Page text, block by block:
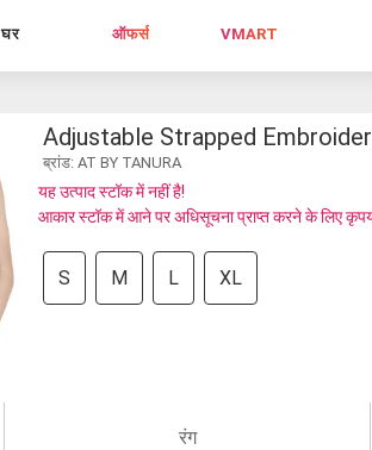
घर ऑफर्स VMART
Adjustable Strapped
ब्रांड: AT BY TANURA
यह उत्पाद स्टॉक में नहीं है!
आकार स्टॉक में आने पर अधिसूचना प्राप्त करने के लिए
S M L XL
रंग